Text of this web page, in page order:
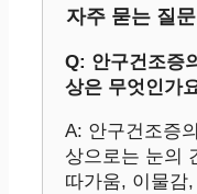
자주 묻는 질
Q: 안구건조증
상은 무엇인가
A: 안구건조증
상으로는 눈의
따가움, 이물감